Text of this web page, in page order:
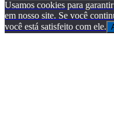
Usamos cookies para
em nosso site. Se você
você está satisfeito com ele.